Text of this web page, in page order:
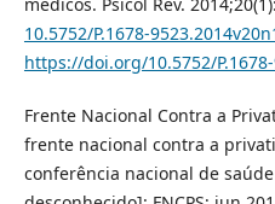
10.5752/P.1678-
https://doi.org/10.5752/
Frente Nacional Contra a
frente nacional contra a
conferência nacional de